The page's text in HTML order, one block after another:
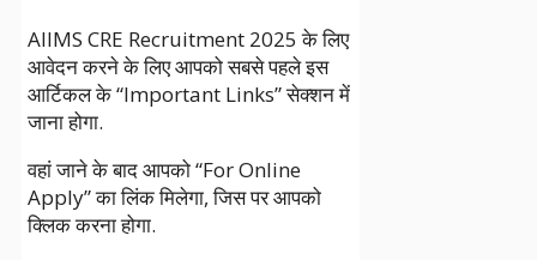
AIIMS CRE Recruitment 2025 के लिए
आवेदन करने के लिए आपको सबसे पहले इस
आर्टिकल के “Important Links” सेक्शन में
जाना होगा.
वहां जाने के बाद आपको “For Online
Apply” का लिंक मिलेगा, जिस पर आपको
क्लिक करना होगा.